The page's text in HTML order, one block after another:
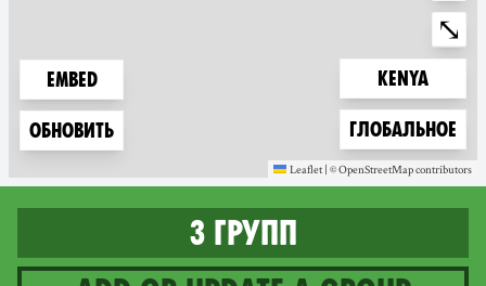
Embed
Обновить
⤡
Zoom to
Kenya
Zoom to
Глобальное
Leaflet | ©OpenStreetMap
(new window) contributors
(new window)
3 групп